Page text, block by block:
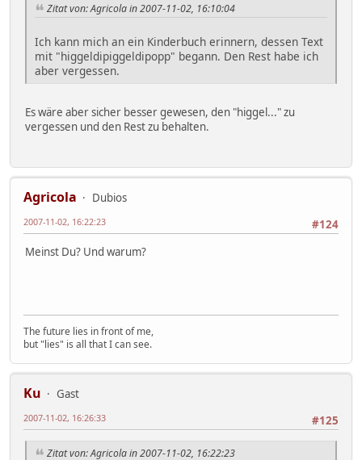
Zitat von: Agricola in 2007-11-02, 16:10:04
Ich kann mich an ein Kinderbuch erinnern, dessen Text
mit "higgeldipiggeldipopp" begann. Den Rest habe ich
aber vergessen.
Es wäre aber sicher besser gewesen, den "higgel..." zu
vergessen und den Rest zu behalten.
Agricola
Dubios
#124
2007-11-02, 16:22:23
Meinst Du? Und warum?
The future lies in front of me,
but "lies" is all that I can see.
Ku
Gast
#125
2007-11-02, 16:26:33
Zitat von: Agricola in 2007-11-02, 16:22:23